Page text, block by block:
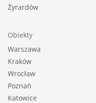
Żyrardów
Obiekty
Warszawa
Kraków
Wrocław
Poznań
Katowice